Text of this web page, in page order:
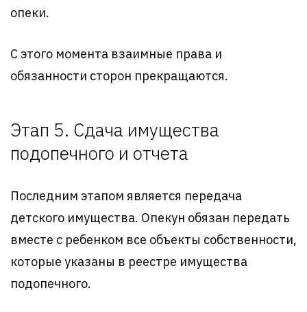
опеки.
С этого момента взаимные права и
обязанности сторон прекращаются.
Этап 5. Сдача имущества
подопечного и отчета
Последним этапом является передача
детского имущества. Опекун обязан передать
вместе с ребенком все объекты собственности,
которые указаны в реестре имущества
подопечного.